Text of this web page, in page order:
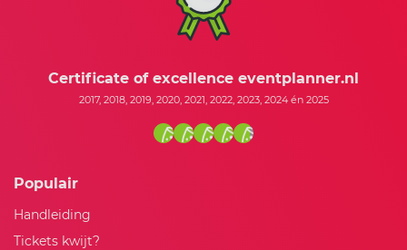
Certificate of excellence eventplanner.nl
2017, 2018, 2019, 2020, 2021, 2022, 2023, 2024 én 2025
Populair
Handleiding
Tickets kwijt?